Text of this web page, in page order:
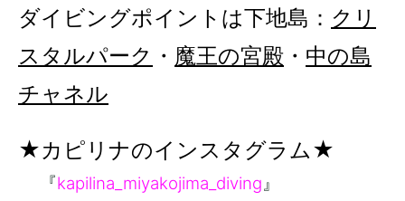
ダイビングポイントは下地島： クリ
スタルパーク ・ 魔王の宮殿 ・ 中の島
チャネル
★カピリナのインスタグラム★
『kapilina_miyakojima_diving』